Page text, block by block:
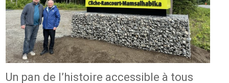
Un pan de l’histoire accessible à tous